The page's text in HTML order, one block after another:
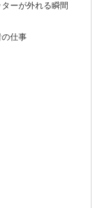
ーが外れる瞬間
仕事